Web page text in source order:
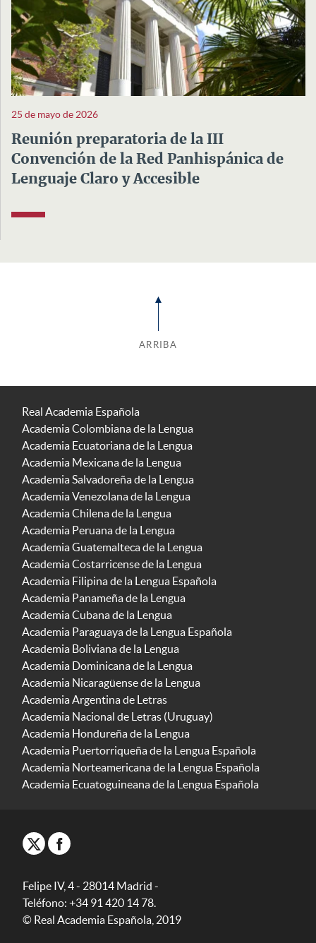
25 de mayo de 2026
Reunión preparatoria de la III
Convención de la Red Panhispánica de
Lenguaje Claro y Accesible
ARRIBA
Real Academia Española
Academia Colombiana de la Lengua
Academia Ecuatoriana de la Lengua
Academia Mexicana de la Lengua
Academia Salvadoreña de la Lengua
Academia Venezolana de la Lengua
Academia Chilena de la Lengua
Academia Peruana de la Lengua
Academia Guatemalteca de la Lengua
Academia Costarricense de la Lengua
Academia Filipina de la Lengua Española
Academia Panameña de la Lengua
Academia Cubana de la Lengua
Academia Paraguaya de la Lengua Española
Academia Boliviana de la Lengua
Academia Dominicana de la Lengua
Academia Nicaragüense de la Lengua
Academia Argentina de Letras
Academia Nacional de Letras (Uruguay)
Academia Hondureña de la Lengua
Academia Puertorriqueña de la Lengua Española
Academia Norteamericana de la Lengua Española
Academia Ecuatoguineana de la Lengua Española
Felipe IV, 4 - 28014 Madrid -
Teléfono: +34 91 420 14 78.
© Real Academia Española, 2019